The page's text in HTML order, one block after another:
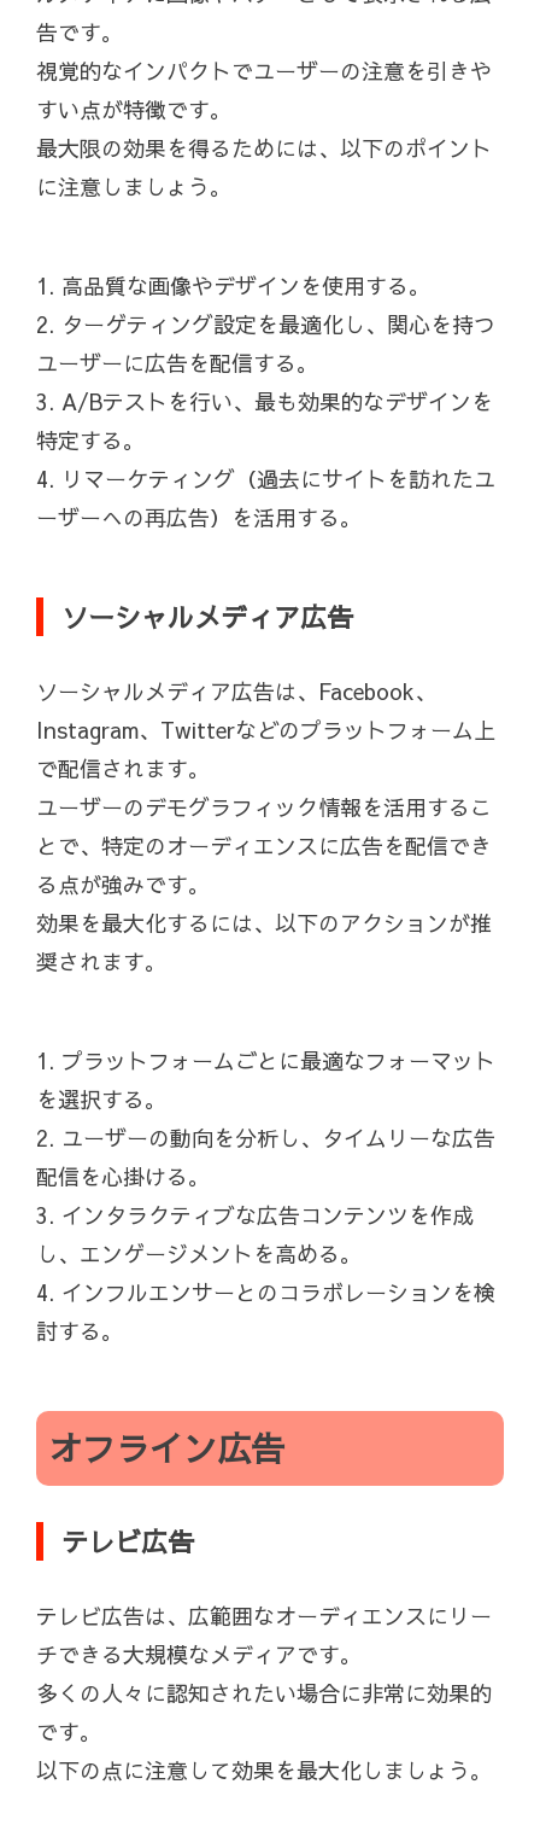
告です。
視覚的なインパクトでユーザーの注意を引きや
すい点が特徴です。
最大限の効果を得るためには、以下のポイント
に注意しましょう。
1. 高品質な画像やデザインを使用する。
2. ターゲティング設定を最適化し、関心を持つ
ユーザーに広告を配信する。
3. A/Bテストを行い、最も効果的なデザインを
特定する。
4. リマーケティング（過去にサイトを訪れたユ
ーザーへの再広告）を活用する。
ソーシャルメディア広告
ソーシャルメディア広告は、Facebook、
Instagram、Twitterなどのプラットフォーム上
で配信されます。
ユーザーのデモグラフィック情報を活用するこ
とで、特定のオーディエンスに広告を配信でき
る点が強みです。
効果を最大化するには、以下のアクションが推
奨されます。
1. プラットフォームごとに最適なフォーマット
を選択する。
2. ユーザーの動向を分析し、タイムリーな広告
配信を心掛ける。
3. インタラクティブな広告コンテンツを作成
し、エンゲージメントを高める。
4. インフルエンサーとのコラボレーションを検
討する。
オフライン広告
テレビ広告
テレビ広告は、広範囲なオーディエンスにリー
チできる大規模なメディアです。
多くの人々に認知されたい場合に非常に効果的
です。
以下の点に注意して効果を最大化しましょう。